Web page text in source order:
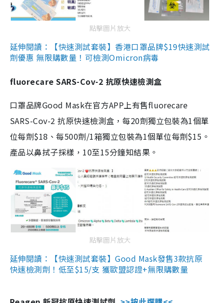
點擊圖片放大
延伸閱讀：【快速測試套裝】香港口罩品牌$19快速測試
劑優惠 無限購數量！可檢測Omicron病毒
fluorecare SARS-Cov-2 抗原快速檢測盒
口罩品牌Good Mask在官方APP上有售fluorecare
SARS-Cov-2 抗原快速檢測盒，每20劑獨立包裝為1個單
位每劑$18、每500劑/1箱獨立包裝為1個單位每劑$15。
產品以鼻拭子採樣，10至15分鐘知結果。
點擊圖片放大
延伸閱讀：【快速測試套裝】Good Mask發售3款抗原
快速檢測劑！低至$15/支 獲歐盟認證+無限購數量